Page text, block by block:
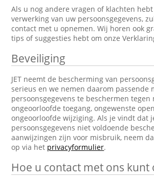
Als u nog andere vragen of klachten
verwerking van uw persoonsgegevens,
contact met u opnemen. Wij horen ook
tips of suggesties hebt om onze
Beveiliging
JET neemt de bescherming van
serieus en we nemen daarom passende
persoonsgegevens te beschermen tegen
ongeoorloofde toegang, ongewenste
ongeoorloofde wijziging. Als je vindt dat
persoonsgegevens niet voldoende
aanwijzingen zijn voor misbruik, neem
op via het privacyformulier.
Hoe u contact met ons kunt